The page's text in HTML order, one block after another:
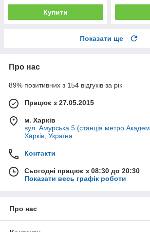
Купити
Показати ще
Про нас
89% позитивних з 154 відгуків за рік
Працює з 27.05.2015
м. Харків
вул. Амурська 5 (станція метро
Харків, Україна
Контакти
Сьогодні працює з 08:30 до 20:30
Показати весь графік роботи
Про нас